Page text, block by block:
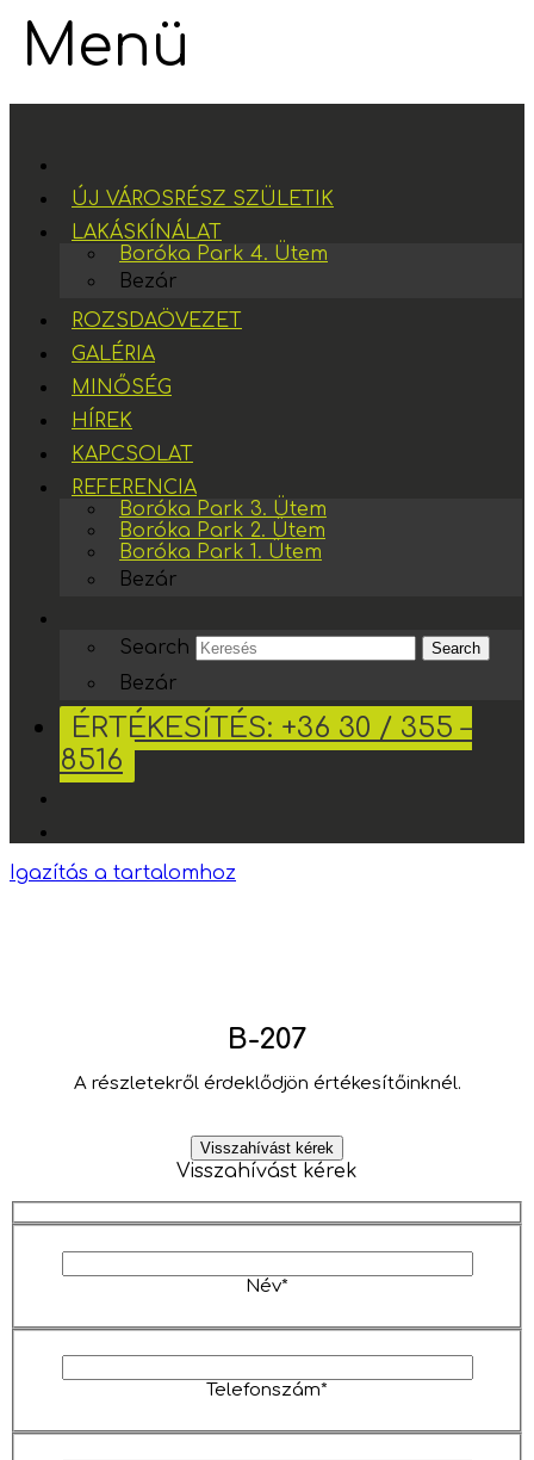
Menü
ÚJ VÁROSRÉSZ SZÜLETIK
LAKÁSKÍNÁLAT
Boróka Park 4. Ütem
Bezár
ROZSDAÖVEZET
GALÉRIA
MINŐSÉG
HÍREK
KAPCSOLAT
REFERENCIA
Boróka Park 3. Ütem
Boróka Park 2. Ütem
Boróka Park 1. Ütem
Bezár
Search Search
Bezár
ÉRTÉKESÍTÉS: +36 30 / 355 –
8516
Igazítás a tartalomhoz
B-207
A részletekről érdeklődjön értékesítőinknél.
Visszahívást kérek
Visszahívást kérek
Név*
Telefonszám*